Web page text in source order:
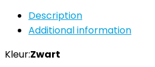
Description
Additional information
Kleur:Zwart